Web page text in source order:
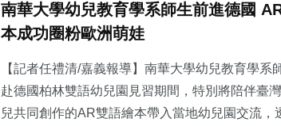
南華大學幼兒教育學系師生前進德國
本成功圈粉歐洲萌娃
【記者任禮清/嘉義報導】南華大學幼兒教育學系
赴德國柏林雙語幼兒園見習期間，特別將陪伴臺
兒共同創作的AR雙語繪本帶入當地幼兒園交流，